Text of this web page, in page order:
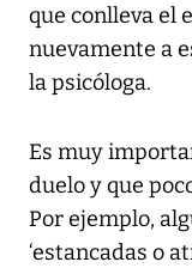
que conlleva el
nuevamente a
la psicóloga.
Es muy
duelo y que
Por ejemplo,
‘estancadas o